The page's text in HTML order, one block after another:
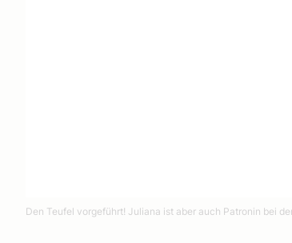
Den Teufel vorgeführt! Juliana ist aber auch Patronin bei